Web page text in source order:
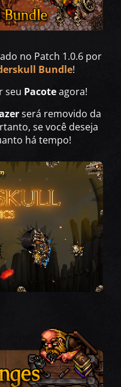
no Patch 1.0.6 por
Bundle!
seu Pacoteagora!
será removido da
se você deseja
há tempo!